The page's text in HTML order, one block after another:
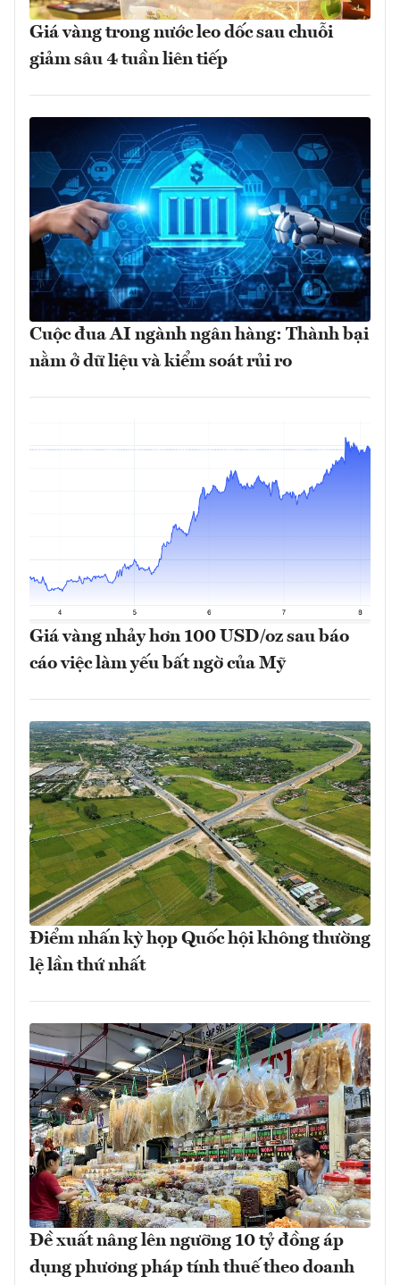
Giá vàng trong nước leo dốc sau chuỗi
giảm sâu 4 tuần liên tiếp
Cuộc đua AI ngành ngân hàng: Thành bại
nằm ở dữ liệu và kiểm soát rủi ro
Giá vàng nhảy hơn 100 USD/oz sau báo
cáo việc làm yếu bất ngờ của Mỹ
Điểm nhấn kỳ họp Quốc hội không thường
lệ lần thứ nhất
Đề xuất nâng lên ngưỡng 10 tỷ đồng áp
dụng phương pháp tính thuế theo doanh